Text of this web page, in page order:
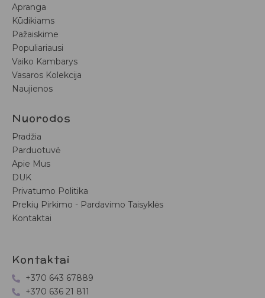
Apranga
Kūdikiams
Pažaiskime
Populiariausi
Vaiko Kambarys
Vasaros Kolekcija
Naujienos
Nuorodos
Pradžia
Parduotuvė
Apie Mus
DUK
Privatumo Politika
Prekių Pirkimo - Pardavimo Taisyklės
Kontaktai
Kontaktai
+370 643 67889
+370 636 21 811